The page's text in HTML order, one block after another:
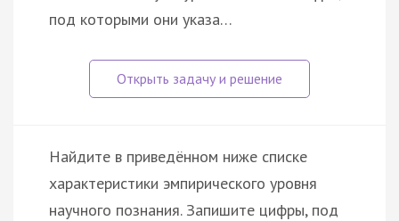
под которыми они указа…
Найдите в приведённом ниже списке
характеристики эмпирического уровня
научного познания. Запишите цифры, под